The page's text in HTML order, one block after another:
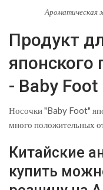
Ароматическая
Продукт
японского
- Baby Foot
Носочки "Baby Foot"
много положительных
Китайские
купить